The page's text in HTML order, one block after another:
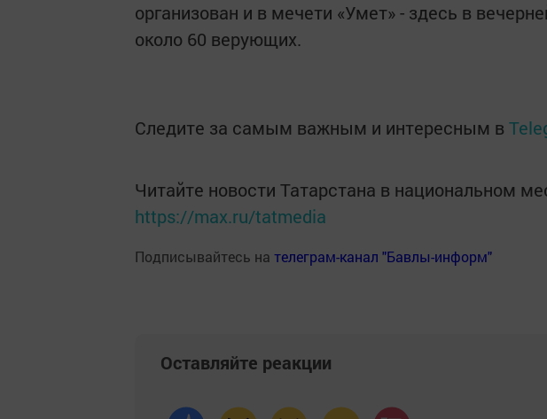
организован и в мечети «Умет» - здесь в
около 60 верующих.
Следите за самым важным и интересным в
Читайте новости Татарстана в национальном
https://max.ru/tatmedia
Подписывайтесь на телеграм-канал "Бавлы-информ"
Оставляйте реакции